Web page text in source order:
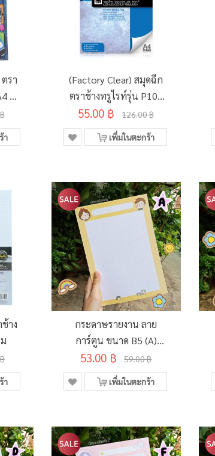
รา
70
า
(Factory Clear) สมุดฉีก
ตราช้างทรูไรท์รุ่น P101
70แกรม 50แผ่น (3เล่ม/
แพ็ค)
55.00 ฿ 126.00 ฿
เพิ่มในตะกร้า
าง
า
กระดาษรายงาน ลาย
การ์ตูน ขนาด B5 (A)
NAD-POB
53.00 ฿ 59.00 ฿
เพิ่มในตะกร้า